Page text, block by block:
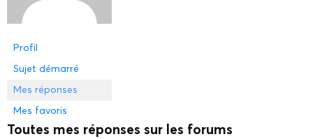
Profil
Sujet démarré
Mes réponses
Mes favoris
Toutes mes réponses sur les forums